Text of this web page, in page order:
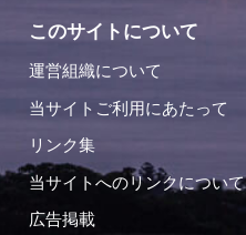
このサイトについて
運営組織について
当サイトご利用にあたって
リンク集
当サイトへのリンクについて
広告掲載